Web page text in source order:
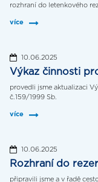
rozhraní do letenkového
více
10.06.2025
Výkaz činnosti
provedli jsme aktualizaci
č.159/1999 Sb.
více
10.06.2025
Rozhraní do
připravili jsme a v řadě